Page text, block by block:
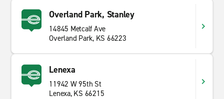
Overland Park, Stanley
14845 Metcalf Ave
Overland Park, KS 66223
Lenexa
11942 W 95th St
Lenexa, KS 66215